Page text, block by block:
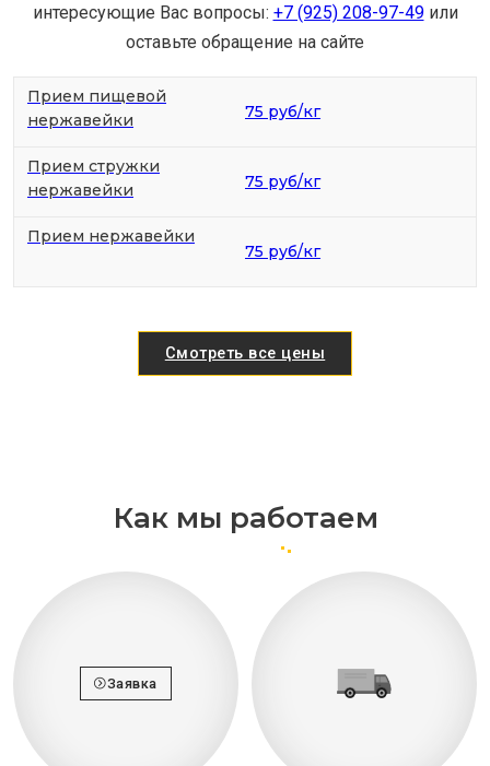
интересующие Вас вопросы: +7 (925) 208-97-49или
оставьте обращение на сайте
Прием пищевой
нержавейки
75 руб/кг
Прием стружки
нержавейки
75 руб/кг
Прием нержавейки
75 руб/кг
Смотреть все цены
Как мы работаем
Заявка